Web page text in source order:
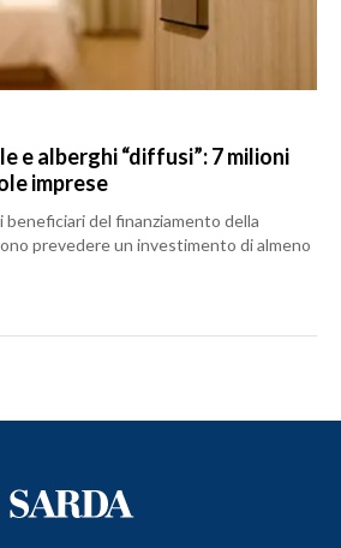
e alberghi “diffusi”: 7 milioni
imprese
del finanziamento della
prevedere un investimento di almeno